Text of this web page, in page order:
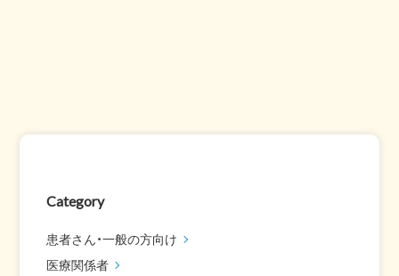
Category
患者さん・一般の方向け
医療関係者